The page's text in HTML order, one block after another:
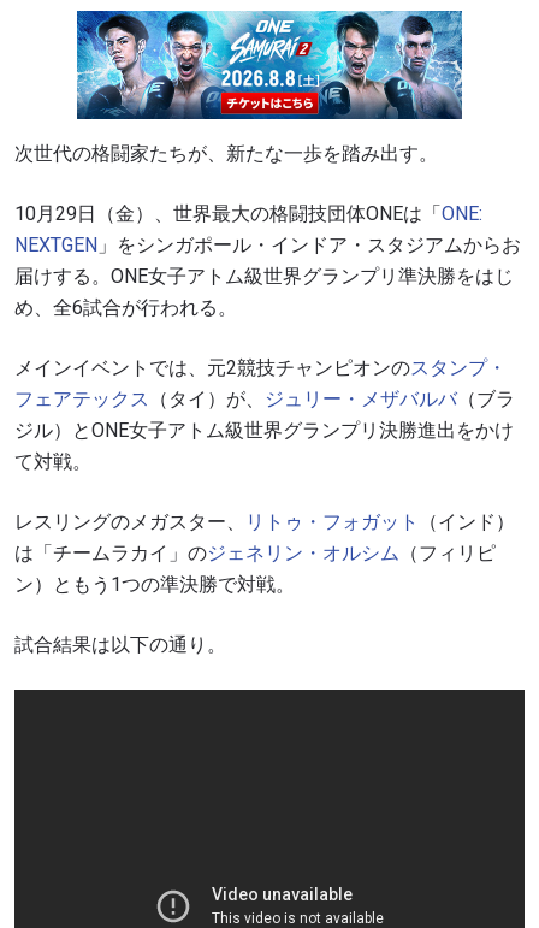
次世代の格闘家たちが、新たな一歩を踏み出す。
10月29日（金）、世界最大の格闘技団体ONEは「ONE:
NEXTGEN 」をシンガポール・インドア・スタジアムからお
届けする。ONE女子アトム級世界グランプリ準決勝をはじ
め、全6試合が行われる。
メインイベントでは、元2競技チャンピオンのスタンプ・
フェアテックス
（タイ）が、 ジュリー・メザバルバ（ブラ
ジル）とONE女子アトム級世界グランプリ決勝進出をかけ
て対戦。
レスリングのメガスター、 リトゥ・フォガット
（インド）
は「チームラカイ」のジェネリン・オルシム
（フィリピ
ン）ともう1つの準決勝で対戦。
試合結果は以下の通り。